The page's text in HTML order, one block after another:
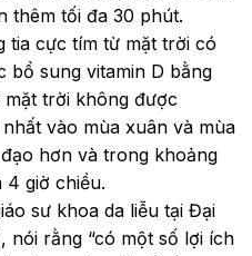
thêm tối đa 30 phút.
tia cực tím từ mặt trời có
bổ sung vitamin D bằng
trời không được
vào mùa xuân và mùa
hơn và trong khoảng
4 giờ chiều.
sư khoa da liễu tại Đại
nói rằng “có một số lợi ích